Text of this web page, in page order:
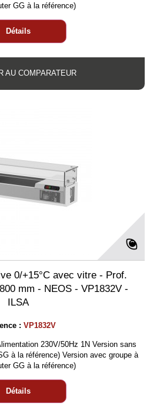
GG à la référence)
Détails
AU COMPARATEUR
0/+15°C avec vitre - Prof.
mm - NEOS - VP1832V -
ILSA
: VP1832V
230V/50Hz 1N Version sans
à la référence) Version avec groupe à
GG à la référence)
Détails